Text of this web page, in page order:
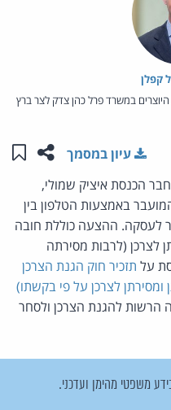
קפלן
היוצרים במשרד פרל כהן צדק לצר ברץ
שתפו
עיון במסמך
[פ/4523/20] של חבר הכנסת איציק שמולי,
באמצעות הטלפון בין
לעסקה. ההצעה כוללת חובה
לצרכן (לרבות מסירתה
על תזכיר חוק הגנת הצרכן
לצרכן על פי בקשתו)
הרשות להגנת הצרכן ולסחר
משפטי מהימן ועדכני.